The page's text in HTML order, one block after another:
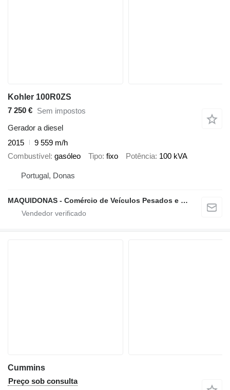
Kohler 100R0ZS
7 250 € Sem impostos
Gerador a diesel
2015
9 559 m/h
Combustível gasóleo Tipo fixo Potência 100 kVA
Portugal, Donas
MAQUIDONAS - Comércio de Veículos Pesados e Ligeiros, Lda.
Cummins
Preço sob consulta